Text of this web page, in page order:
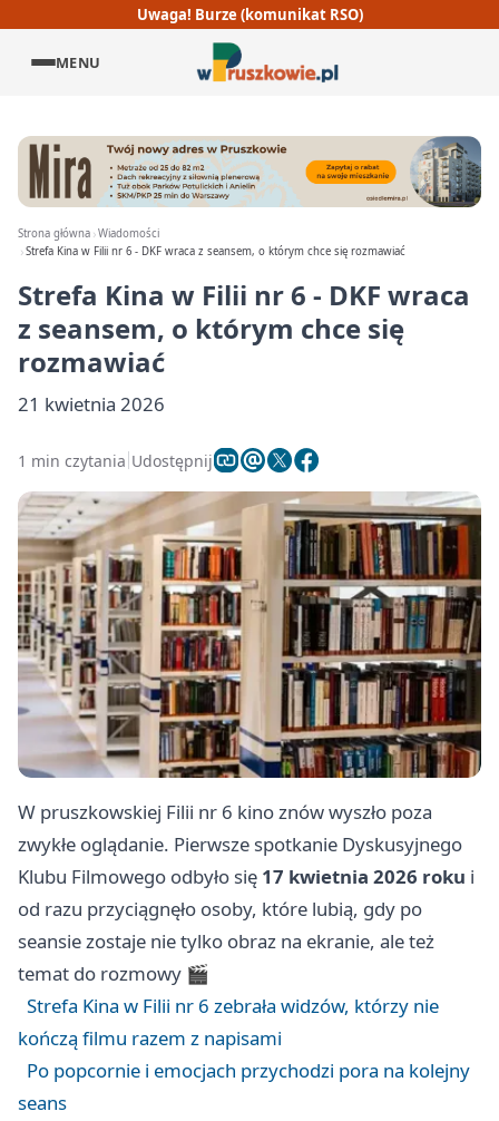
Uwaga! Burze (komunikat RSO)
MENU
Strona główna Wiadomości
Strefa Kina w Filii nr 6 - DKF wraca z seansem, o którym chce się rozmawiać
Strefa Kina w Filii nr 6 - DKF wraca
z seansem, o którym chce się
rozmawiać
21 kwietnia 2026
1 min czytania Udostępnij
W pruszkowskiej Filii nr 6 kino znów wyszło poza
zwykłe oglądanie. Pierwsze spotkanie Dyskusyjnego
Klubu Filmowego odbyło się 17 kwietnia 2026 roku i
od razu przyciągnęło osoby, które lubią, gdy po
seansie zostaje nie tylko obraz na ekranie, ale też
temat do rozmowy 🎬
Strefa Kina w Filii nr 6 zebrała widzów, którzy nie
kończą filmu razem z napisami
Po popcornie i emocjach przychodzi pora na kolejny
seans